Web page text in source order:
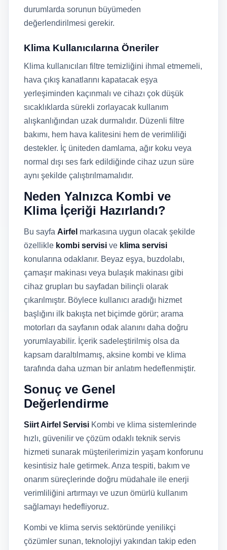
durumlarda sorunun büyümeden
değerlendirilmesi gerekir.
Klima Kullanıcılarına Öneriler
Klima kullanıcıları filtre temizliğini ihmal etmemeli,
hava çıkış kanatlarını kapatacak eşya
yerleşiminden kaçınmalı ve cihazı çok düşük
sıcaklıklarda sürekli zorlayacak kullanım
alışkanlığından uzak durmalıdır. Düzenli filtre
bakımı, hem hava kalitesini hem de verimliliği
destekler. İç üniteden damlama, ağır koku veya
normal dışı ses fark edildiğinde cihaz uzun süre
aynı şekilde çalıştırılmamalıdır.
Neden Yalnızca Kombi ve
Klima İçeriği Hazırlandı?
Bu sayfa Airfel markasına uygun olacak şekilde
özellikle kombi servisi ve klima servisi
konularına odaklanır. Beyaz eşya, buzdolabı,
çamaşır makinası veya bulaşık makinası gibi
cihaz grupları bu sayfadan bilinçli olarak
çıkarılmıştır. Böylece kullanıcı aradığı hizmet
başlığını ilk bakışta net biçimde görür; arama
motorları da sayfanın odak alanını daha doğru
yorumlayabilir. İçerik sadeleştirilmiş olsa da
kapsam daraltılmamış, aksine kombi ve klima
tarafında daha uzman bir anlatım hedeflenmiştir.
Sonuç ve Genel
Değerlendirme
Siirt Airfel Servisi Kombi ve klima sistemlerinde
hızlı, güvenilir ve çözüm odaklı teknik servis
hizmeti sunarak müşterilerimizin yaşam konforunu
kesintisiz hale getirmek. Arıza tespiti, bakım ve
onarım süreçlerinde doğru müdahale ile enerji
verimliliğini artırmayı ve uzun ömürlü kullanım
sağlamayı hedefliyoruz.
Kombi ve klima servis sektöründe yenilikçi
çözümler sunan, teknolojiyi yakından takip eden